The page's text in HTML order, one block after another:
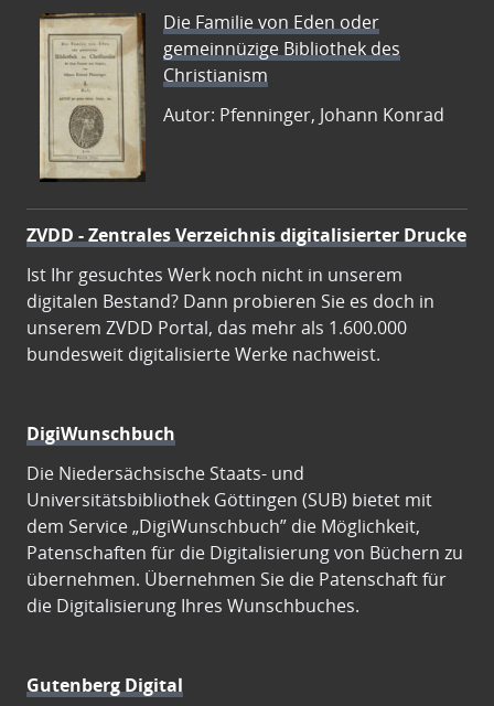
Die Familie von Eden oder
gemeinnüzige Bibliothek des
Christianism
Autor: Pfenninger, Johann Konrad
ZVDD - Zentrales Verzeichnis digitalisierter Drucke
Ist Ihr gesuchtes Werk noch nicht in unserem
digitalen Bestand? Dann probieren Sie es doch in
unserem ZVDD Portal, das mehr als 1.600.000
bundesweit digitalisierte Werke nachweist.
DigiWunschbuch
Die Niedersächsische Staats- und
Universitätsbibliothek Göttingen (SUB) bietet mit
dem Service „DigiWunschbuch” die Möglichkeit,
Patenschaften für die Digitalisierung von Büchern zu
übernehmen. Übernehmen Sie die Patenschaft für
die Digitalisierung Ihres Wunschbuches.
Gutenberg Digital